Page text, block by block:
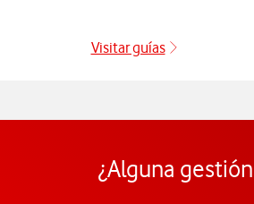
Visitar guías
¿Alguna